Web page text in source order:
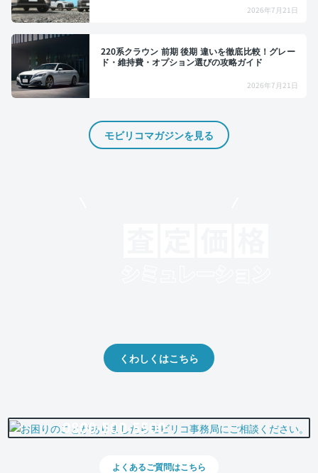
2026年7月21日
220系クラウン 前期 後期 違いを徹底比較！グレー
ド・維持費・オプション選びの攻略ガイド
2026年7月21日
モビリコマガジンを見る
くわしくはこちら
0800-500-5500
よくあるご質問はこちら